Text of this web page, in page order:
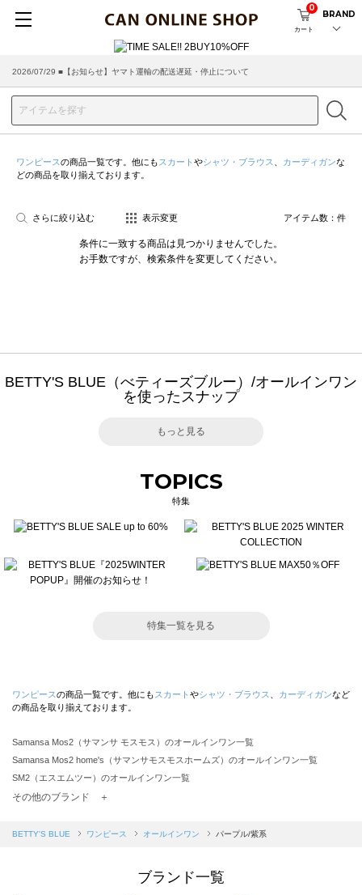
カート
0
BRAND
2026/07/29 ■【お知らせ】ヤマト運輸の配送遅延・停止について
2026/03/18 ■店舗受け取りサービスのご案内
ワンピースの商品一覧です。他にも スカート やシャツ・ブラウス カーディガンな
どの商品を取り揃えております。
さらに絞り込む 表示変更 アイテム数： 件
条件に一致する商品は見つかりませんでした。
お手数ですが、検索条件を変更してください。
BETTY'S BLUE（べティーズブルー）/オールインワン
を使ったスナップ
もっと見る
TOPICS
特集
特集一覧を見る
ワンピースの商品一覧です。他にも スカート やシャツ・ブラウス カーディガンなど
の商品を取り揃えております。
Samansa Mos2（サマンサ モスモス）のオールインワン一覧
Samansa Mos2 home's（サマンサモスモスホームズ）のオールインワン一覧
SM2（エスエムツー）のオールインワン一覧
Samansa Mos2 blue（サマンサモスモス ブルー）のオールインワン一覧
sō4ū（ソウフォーユー）のオールインワン一覧
その他のブランド ＋
BETTY'S BLUE ワンピース オールインワン パープル/紫系
ブランド一覧